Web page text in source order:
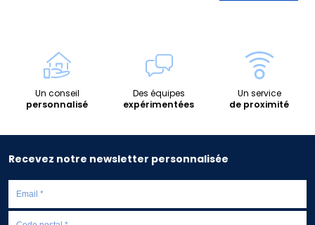
Un conseil
personnalisé
Des équipes
expérimentées
Un service
de proximité
Recevez notre newsletter personnalisée